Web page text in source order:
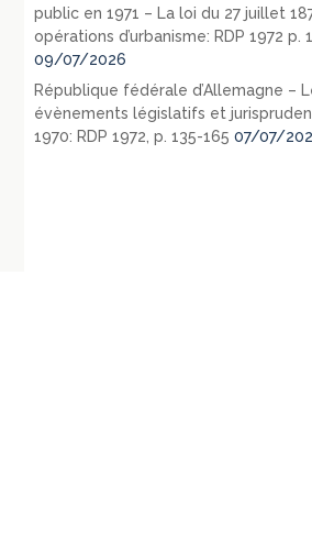
public en 1971 – La loi du 27 juillet
opérations d’urbanisme: RDP 1972 p.
09/07/2026
République fédérale d’Allemagne –
évènements législatifs et
1970: RDP 1972, p. 135-165 07/07/